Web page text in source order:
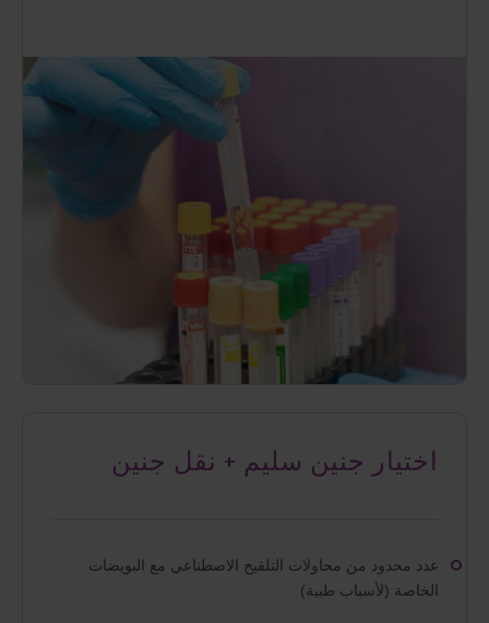
اختيار جنين سليم + نقل جنين
عدد محدود من محاولات التلقيح الاصطناعي مع البويضات
الخاصة (لأسباب طبية)